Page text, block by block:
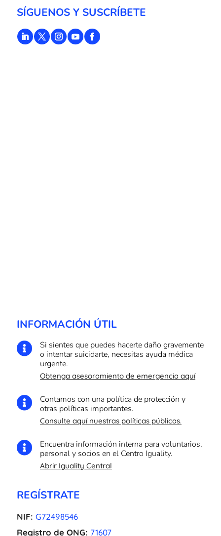
SÍGUENOS Y SUSCRÍBETE
INFORMACIÓN ÚTIL

Si sientes que puedes hacerte daño gravemente
o intentar suicidarte, necesitas ayuda médica
urgente.
Obtenga asesoramiento de emergencia aquí

Contamos con una política de protección y
otras políticas importantes.
Consulte aquí nuestras políticas públicas.

Encuentra información interna para voluntarios,
personal y socios en el Centro Iguality.
Abrir Iguality Central
REGÍSTRATE
NIF: G72498546
Registro de ONG: 71607